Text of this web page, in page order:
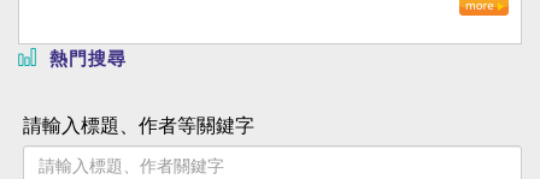
熱門搜尋
請輸入標題、作者等關鍵字